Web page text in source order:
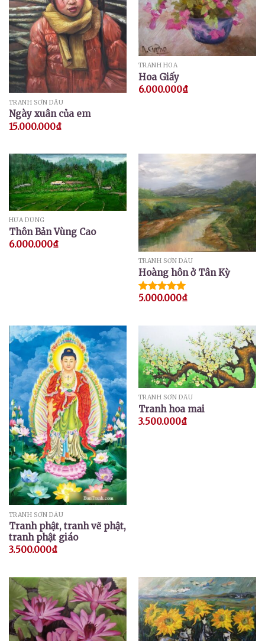
TRANH SƠN DẦU
Ngày xuân của em
15.000.000₫
TRANH HOA
Hoa Giấy
6.000.000₫
HỨA DŨNG
Thôn Bản Vùng Cao
6.000.000₫
TRANH SƠN DẦU
Hoàng hôn ở Tân Kỳ
Được xếp
5.000.000₫
TRANH SƠN DẦU
Tranh phật, tranh vẽ phật,
tranh phật giáo
3.500.000₫
TRANH SƠN DẦU
Tranh hoa mai
3.500.000₫